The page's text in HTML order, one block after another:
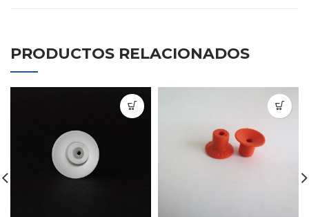
PRODUCTOS RELACIONADOS